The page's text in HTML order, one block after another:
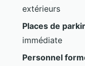
extérieurs
Places de
immédiate
Personnel